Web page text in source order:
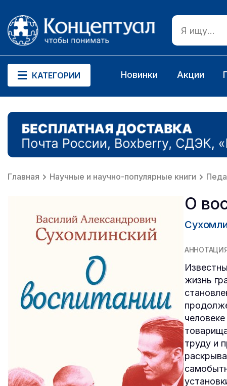
КАТЕГОРИИ Новинки Акции
Главная Научные и научно-популярные книги
О
жизнь
труду и